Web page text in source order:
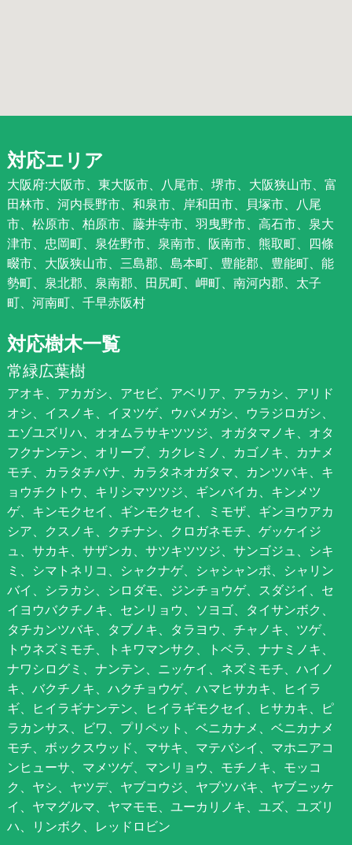
対応エリア
大阪府:大阪市、東大阪市、八尾市、堺市、大阪狭山市、富
田林市、河内長野市、和泉市、岸和田市、貝塚市、八尾
市、松原市、柏原市、藤井寺市、羽曳野市、高石市、泉大
津市、忠岡町、泉佐野市、泉南市、阪南市、熊取町、四條
畷市、大阪狭山市、三島郡、島本町、豊能郡、豊能町、能
勢町、泉北郡、泉南郡、田尻町、岬町、南河内郡、太子
町、河南町、千早赤阪村
対応樹木一覧
常緑広葉樹
アオキ、アカガシ、アセビ、アベリア、アラカシ、アリド
オシ、イスノキ、イヌツゲ、ウバメガシ、ウラジロガシ、
エゾユズリハ、オオムラサキツツジ、オガタマノキ、オタ
フクナンテン、オリーブ、カクレミノ、カゴノキ、カナメ
モチ、カラタチバナ、カラタネオガタマ、カンツバキ、キ
ョウチクトウ、キリシマツツジ、ギンバイカ、キンメツ
ゲ、キンモクセイ、ギンモクセイ、ミモザ、ギンヨウアカ
シア、クスノキ、クチナシ、クロガネモチ、ゲッケイジ
ュ、サカキ、サザンカ、サツキツツジ、サンゴジュ、シキ
ミ、シマトネリコ、シャクナゲ、シャシャンポ、シャリン
バイ、シラカシ、シロダモ、ジンチョウゲ、スダジイ、セ
イヨウバクチノキ、センリョウ、ソヨゴ、タイサンボク、
タチカンツバキ、タブノキ、タラヨウ、チャノキ、ツゲ、
トウネズミモチ、トキワマンサク、トベラ、ナナミノキ、
ナワシログミ、ナンテン、ニッケイ、ネズミモチ、ハイノ
キ、バクチノキ、ハクチョウゲ、ハマヒサカキ、ヒイラ
ギ、ヒイラギナンテン、ヒイラギモクセイ、ヒサカキ、ピ
ラカンサス、ビワ、プリペット、ベニカナメ、ベニカナメ
モチ、ボックスウッド、マサキ、マテバシイ、マホニアコ
ンヒューサ、マメツゲ、マンリョウ、モチノキ、モッコ
ク、ヤシ、ヤツデ、ヤブコウジ、ヤブツバキ、ヤブニッケ
イ、ヤマグルマ、ヤマモモ、ユーカリノキ、ユズ、ユズリ
ハ、リンボク、レッドロビン